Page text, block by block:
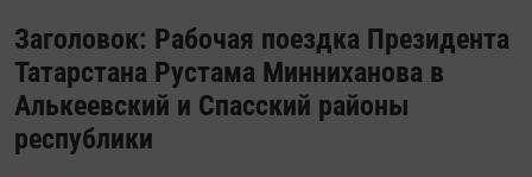
Заголовок: Рабочая поездка Президента
Татарстана Рустама Минниханова в
Алькеевский и Спасский районы
республики